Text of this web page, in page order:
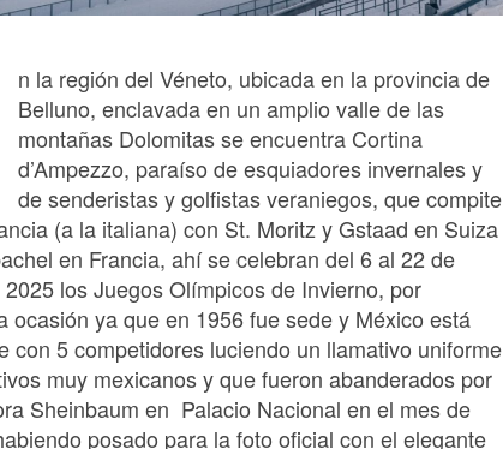
n la región del Véneto, ubicada en la provincia de
Belluno, enclavada en un amplio valle de las
montañas Dolomitas se encuentra Cortina
d’Ampezzo, paraíso de esquiadores invernales y
de senderistas y golfistas veraniegos, que compite
(a la italiana) con St. Moritz y Gstaad en Suiza
en Francia, ahí se celebran del 6 al 22 de
los Juegos Olímpicos de Invierno, por
ocasión ya que en 1956 fue sede y México está
con 5 competidores luciendo un llamativo uniforme
muy mexicanos y que fueron abanderados por
Sheinbaum en Palacio Nacional en el mes de
posado para la foto oficial con el elegante